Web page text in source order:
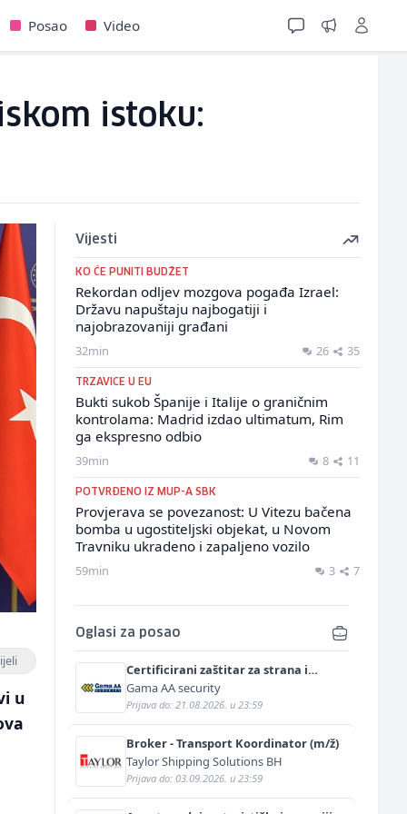
Posao Video
istoku:
u
Vijesti
KO ĆE PUNITI BUDŽET
Rekordan odljev mozgova pogađa Izrael:
Državu napuštaju najbogatiji i
najobrazovaniji građani
32min 26 35
TRZAVICE U EU
Bukti sukob Španije i Italije o graničnim
kontrolama: Madrid izdao ultimatum, Rim
ga ekspresno odbio
39min 8 11
POTVRĐENO IZ MUP-A SBK
Provjerava se povezanost: U Vitezu bačena
bomba u ugostiteljski objekat, u Novom
Travniku ukradeno i zapaljeno vozilo
59min 3 7
Oglasi za posao
Certificirani zaštitar za strana i
diplomatska predstavništva (m/ž)
Gama AA security
Prijava do: 21.08.2026. u 23:59
Broker - Transport Koordinator (m/ž)
Taylor Shipping Solutions BH
Prijava do: 03.09.2026. u 23:59